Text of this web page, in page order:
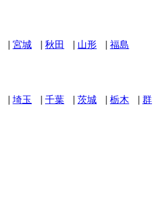
宮城 秋田 山形 福島
埼玉 千葉 茨城 栃木 群